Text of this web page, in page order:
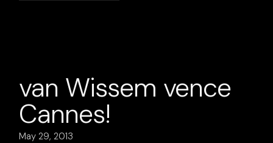
van Wissem vence
Cannes!
May 29, 2013